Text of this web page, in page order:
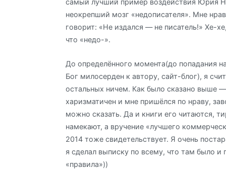
самый лучший пример воздействия Юрия
неокрепший мозг «недописателя». Мне
говорит: «Не издался — не писатель!» Хе-
что «недо-».
До определённого момента(до попадания
Бог милосерден к автору, сайт-блог), я
остальных ничем. Как было сказано выше
харизматичен и мне пришёлся по нраву,
можно сказать. Да и книги его читаются,
намекают, а вручение «лучшего
2014 тоже свидетельствует. Я очень
я сделал выписку по всему, что там было и
«правила»))